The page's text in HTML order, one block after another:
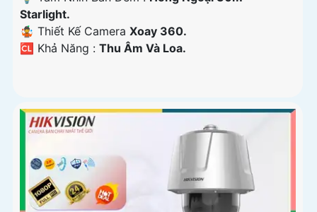
Starlight.
🤹 Thiết Kế Camera Xoay 360.
️🆑 Khả Năng : Thu Âm Và Loa.